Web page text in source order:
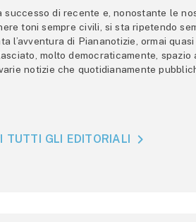
successo di recente e, nonostante le
toni sempre civili, si sta ripetendo
l’avventura di Piananotizie, ormai
molto democraticamente, spazio
notizie che quotidianamente
TUTTI GLI EDITORIALI